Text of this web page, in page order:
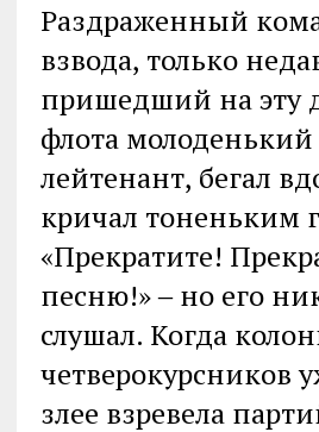
Раздраженный
взвода, только
пришедший на эту
флота
лейтенант, бегал
кричал тоненьким
«Прекратите!
песню!» ‒ но его
слушал. Когда
четверокурсников
злее взревела